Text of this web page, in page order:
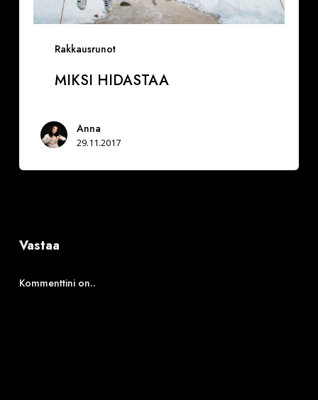
Rakkausrunot
MIKSI HIDASTAA
Anna
29.11.2017
Vastaa
Kommenttini on..